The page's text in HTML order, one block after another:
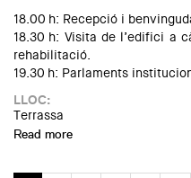
18.00 h: Recepció i
18.30 h: Visita de l’edifici a
rehabilitació.
19.30 h: Parlaments
LLOC:
Terrassa
Read more